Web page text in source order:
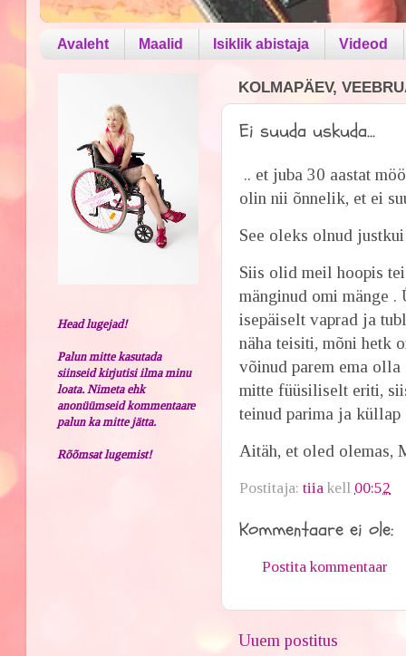
Avaleht Maalid Isiklik abistaja Videod
KOLMAPÄEV,
Ei suuda uskuda...
.. et juba 30 aastat
olin nii õnnelik, et ei
See oleks olnud
Siis olid meil hoopis
mänginud omi mänge
isepäiselt vaprad ja
näha teisiti, mõni hetk
võinud parem ema olla
mitte füüsiliselt eriti,
teinud parima ja
Aitäh, et oled olemas,
Postitaja:tiia kell 00:52
Kommentaare ei ole:
Postita kommentaar
Uuem postitus
Head lugejad!
Palun mitte kasutada
siinseid kirjutisi ilma minu
loata. Nimeta ehk
anonüümseid kommentaare
palun ka mitte jätta.
Rõõmsat lugemist!